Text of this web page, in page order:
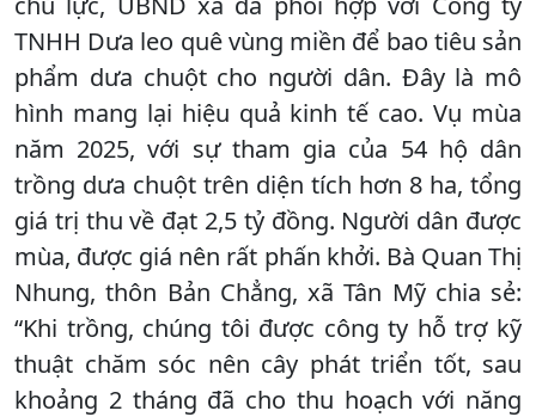
TNHH Dưa leo quê vùng miền để bao tiêu sản
phẩm dưa chuột cho người dân. Đây là mô
hình mang lại hiệu quả kinh tế cao. Vụ mùa
năm 2025, với sự tham gia của 54 hộ dân
trồng dưa chuột trên diện tích hơn 8 ha, tổng
giá trị thu về đạt 2,5 tỷ đồng. Người dân được
mùa, được giá nên rất phấn khởi. Bà Quan Thị
Nhung, thôn Bản Chẳng, xã Tân Mỹ chia sẻ:
“Khi trồng, chúng tôi được công ty hỗ trợ kỹ
thuật chăm sóc nên cây phát triển tốt, sau
khoảng 2 tháng đã cho thu hoạch với năng